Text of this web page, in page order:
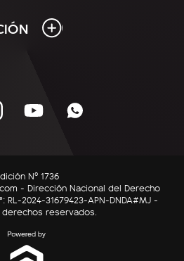
Nº 1736
- Dirección Nacional del Derecho
RL-2024-31679423-APN-DNDA#MJ -
reservados.